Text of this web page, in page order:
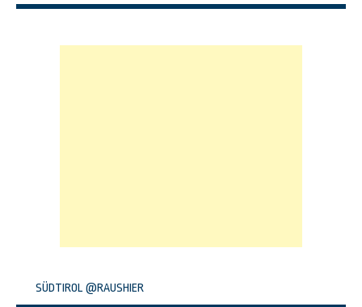
SÜDTIROL @RAUSHIER